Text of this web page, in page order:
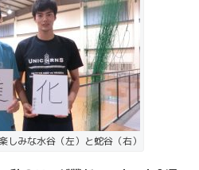
しみな水谷（左）と蛇谷（右）